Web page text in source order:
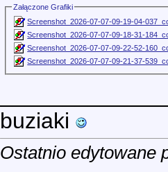
Załączone Grafiki
Screenshot_2026-07-07-09-19-04-
Screenshot_2026-07-07-09-18-31-
Screenshot_2026-07-07-09-22-52-
Screenshot_2026-07-07-09-21-37-
buziaki
Ostatnio edytowane